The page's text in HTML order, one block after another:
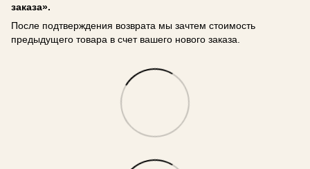
заказа».
После подтверждения возврата мы зачтем стоимость
предыдущего товара в счет вашего нового заказа.